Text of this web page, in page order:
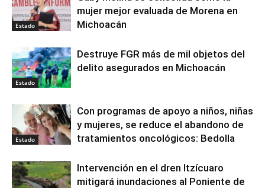
Estado
mujer mejor evaluada de Morena en
Michoacán
Estado
Destruye FGR más de mil objetos del
delito asegurados en Michoacán
Estado
Con programas de apoyo a niños, niñas
y mujeres, se reduce el abandono de
tratamientos oncológicos: Bedolla
Intervención en el dren Itzícuaro
mitigará inundaciones al Poniente de